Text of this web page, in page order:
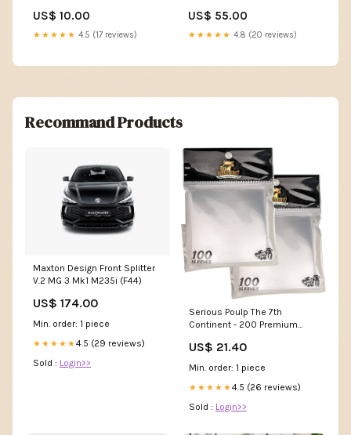
US$ 10.00
★★★★★ 4.5 (17 reviews)
US$ 55.00
★★★★★ 4.8 (20 reviews)
Recommand Products
Maxton Design Front Splitter
V.2 MG 3 Mk1 M235i (F44)
US$ 174.00
Min. order: 1 piece
★★★★★4.5 (29 reviews)
Sold : Login>>
Serious Poulp The 7th
Continent - 200 Premium
US$ 21.40
Min. order: 1 piece
★★★★★4.5 (26 reviews)
Sold : Login>>